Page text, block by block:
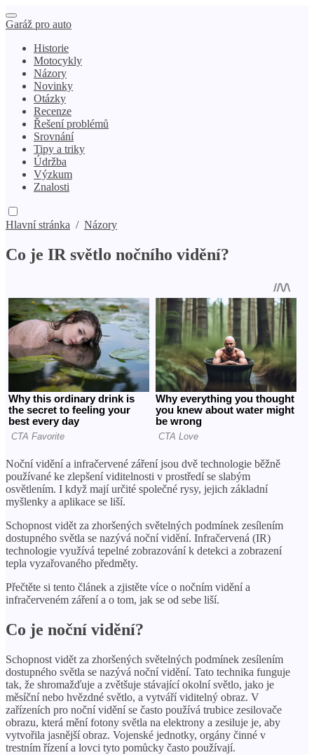
Garáž pro auto
Historie
Motocykly
Názory
Novinky
Otázky
Recenze
Řešení problémů
Srovnání
Tipy a triky
Údržba
Výzkum
Znalosti
Hlavní stránka / Názory
Co je IR světlo nočního vidění?
Noční vidění a infračervené záření jsou dvě technologie běžně
používané ke zlepšení viditelnosti v prostředí se slabým
osvětlením. I když mají určité společné rysy, jejich základní
myšlenky a aplikace se liší.
Schopnost vidět za zhoršených světelných podmínek zesílením
dostupného světla se nazývá noční vidění. Infračervená (IR)
technologie využívá tepelné zobrazování k detekci a zobrazení
tepla vyzařovaného předměty.
Přečtěte si tento článek a zjistěte více o nočním vidění a
infračerveném záření a o tom, jak se od sebe liší.
Co je noční vidění?
Schopnost vidět za zhoršených světelných podmínek zesílením
dostupného světla se nazývá noční vidění. Tato technika funguje
tak, že shromažďuje a zvětšuje stávající okolní světlo, jako je
měsíční nebo hvězdné světlo, a vytváří viditelný obraz. V
zařízeních pro noční vidění se často používá trubice zesilovače
obrazu, která mění fotony světla na elektrony a zesiluje je, aby
vytvořila jasnější obraz. Vojenské jednotky, orgány činné v
trestním řízení a lovci tyto pomůcky často používají.